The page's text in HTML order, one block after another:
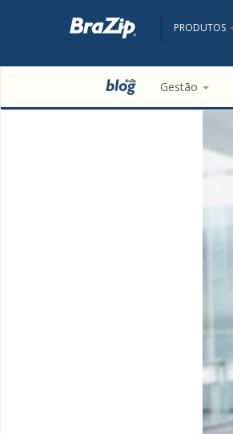
PRODUTOS
Gestão